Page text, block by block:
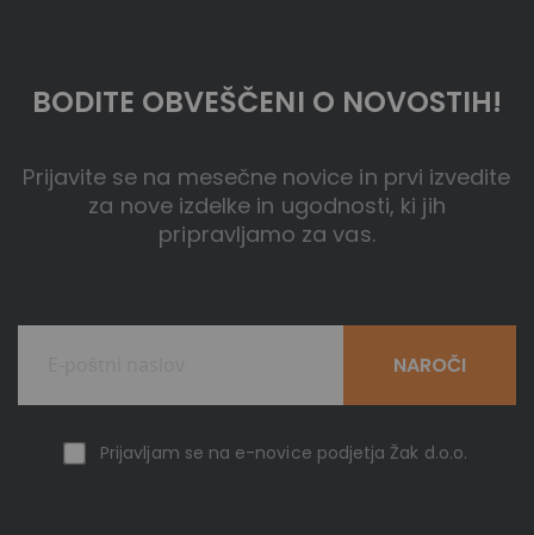
BODITE OBVEŠČENI O NOVOSTIH!
Prijavite se na mesečne novice in prvi izvedite
za nove izdelke in ugodnosti, ki jih
pripravljamo za vas.
Prijavljam se na e-novice podjetja Žak d.o.o.
NAROČI